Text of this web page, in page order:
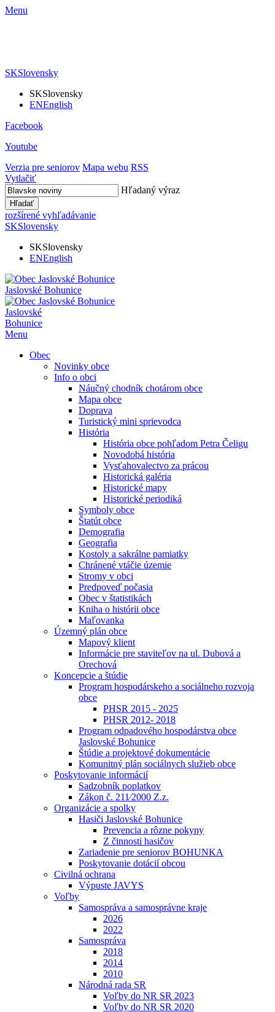
Menu
SKSlovensky
SKSlovensky
ENEnglish
Facebook
Youtube
Verzia pre seniorov Mapa webu RSS
Vytlačiť
Hľadaný výraz
Hľadať
rozšírené vyhľadávanie
SKSlovensky
SKSlovensky
ENEnglish
Jaslovské Bohunice
Jaslovské
Bohunice
Menu
Obec
Novinky obce
Info o obci
Náučný chodník chotárom obce
Mapa obce
Doprava
Turistický mini sprievodca
História
História obce pohľadom Petra Čeligu
Novodobá história
Vysťahovalectvo za prácou
Historická galéria
Historické mapy
Historické periodiká
Symboly obce
Štatút obce
Demografia
Geografia
Kostoly a sakrálne pamiatky
Chránené vtáčie územie
Stromy v obci
Predpoveď počasia
Obec v štatistikách
Kniha o histórii obce
Maľovanka
Územný plán obce
Mapový klient
Informácie pre staviteľov na ul. Dubová a
Orechová
Koncepcie a štúdie
Program hospodárskeho a sociálneho rozvoja
obce
PHSR 2015 - 2025
PHSR 2012- 2018
Program odpadového hospodárstva obce
Jaslovské Bohunice
Štúdie a projektové dokumentácie
Komunitný plán sociálnych služieb obce
Poskytovanie informácií
Sadzobník poplatkov
Zákon č. 211⁄2000 Z.z.
Organizácie a spolky
Hasiči Jaslovské Bohunice
Prevencia a rôzne pokyny
Z činnosti hasičov
Zariadenie pre seniorov BOHUNKA
Poskytovanie dotácií obcou
Civilná ochrana
Výpuste JAVYS
Voľby
Samospráva a samosprávne kraje
2026
2022
Samospráva
2018
2014
2010
Národná rada SR
Voľby do NR SR 2023
Voľby do NR SR 2020